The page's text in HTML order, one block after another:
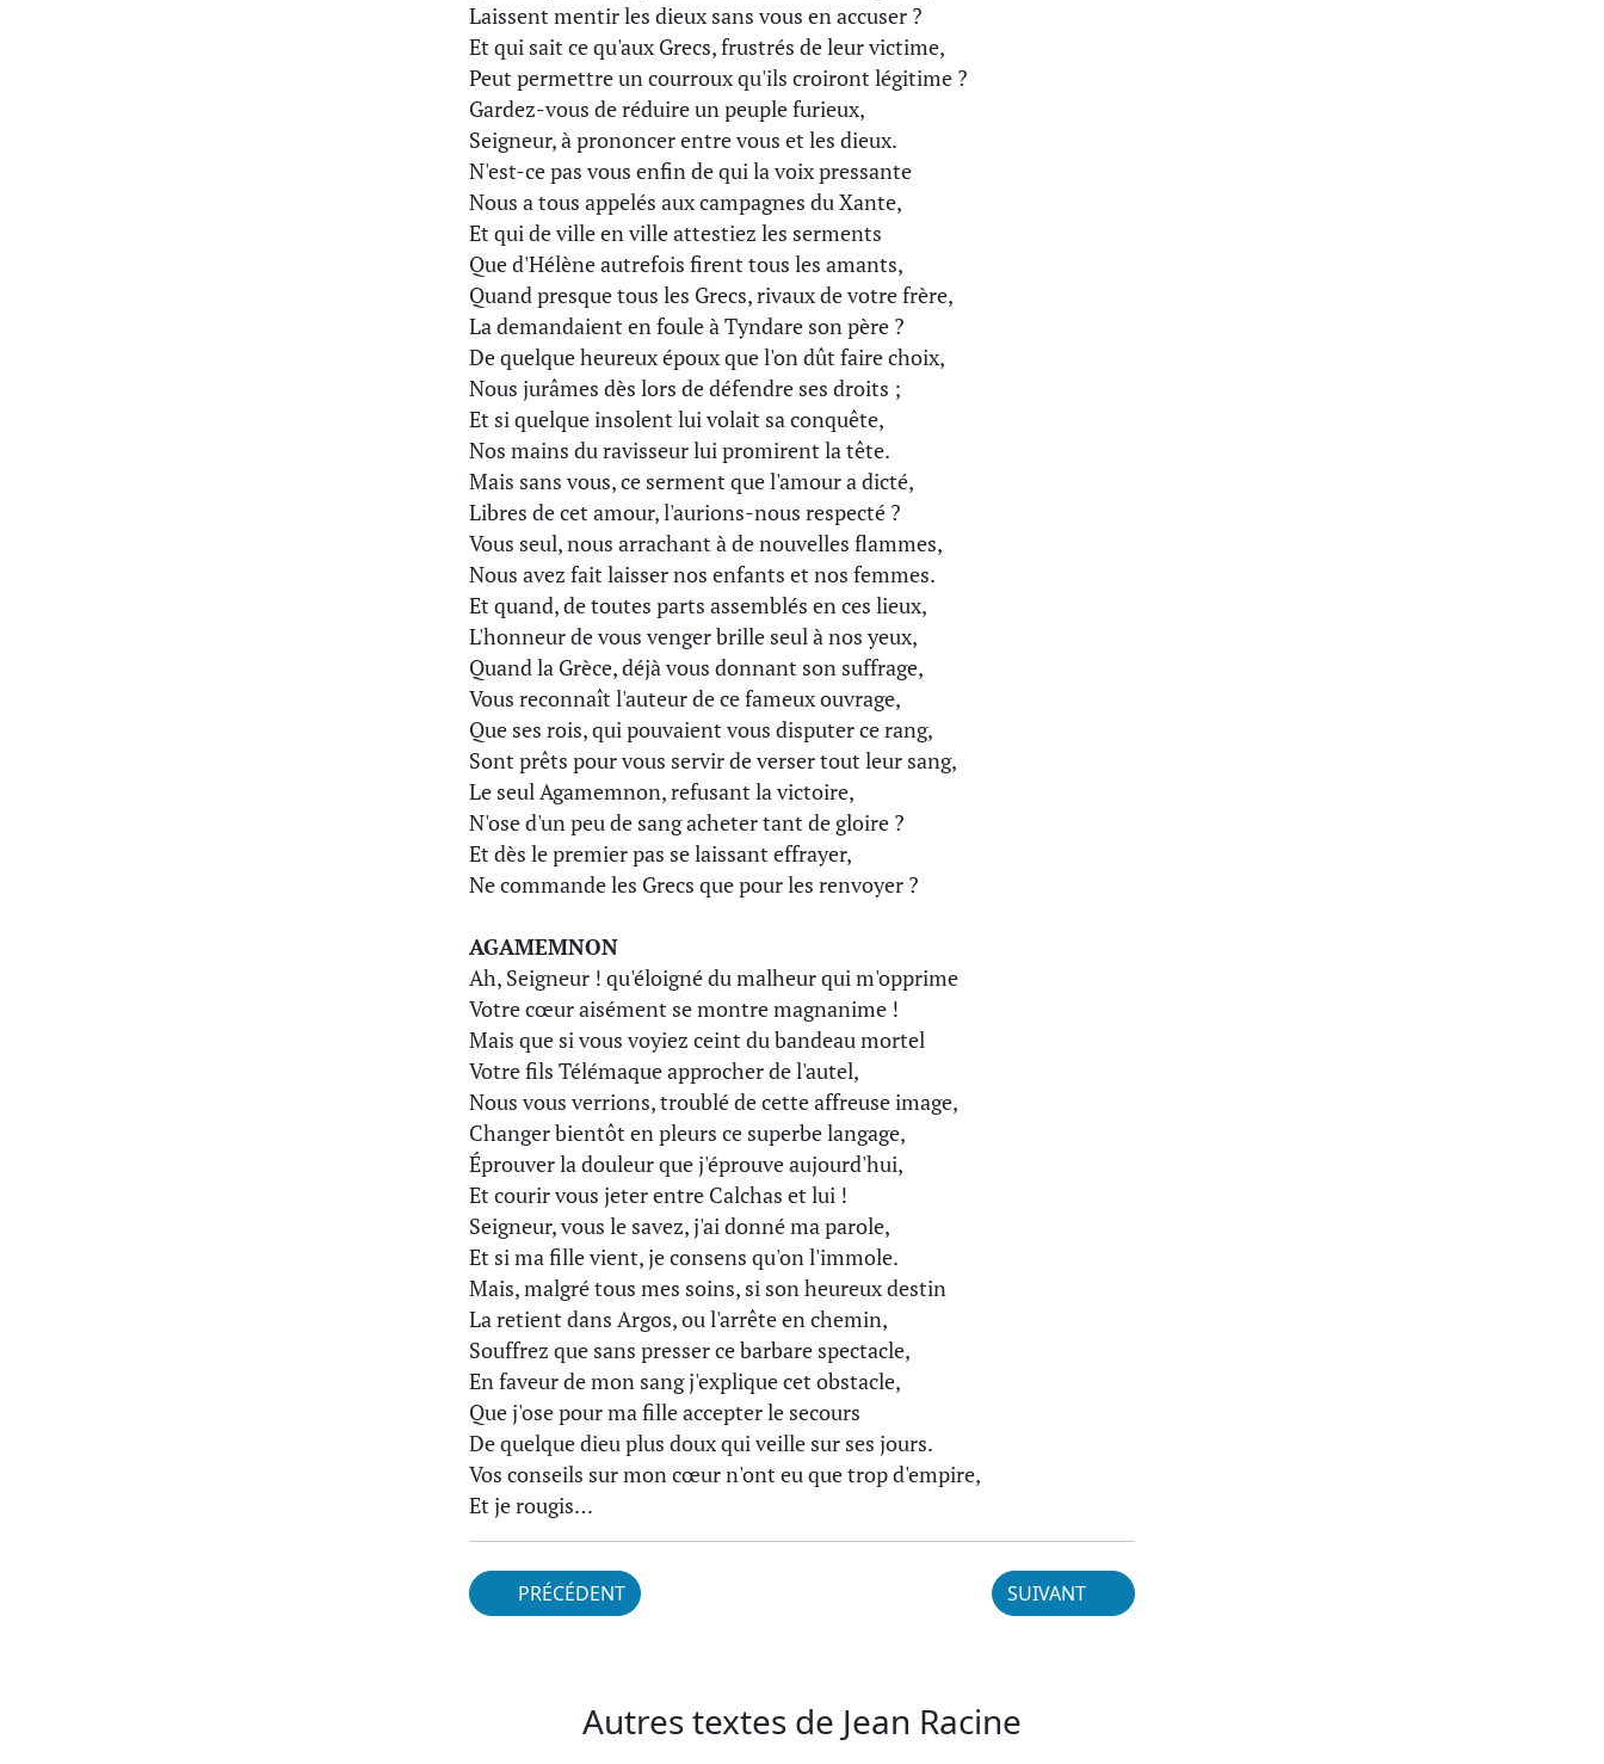
Laissent mentir les dieux sans vous en accuser ?
Et qui sait ce qu'aux Grecs, frustrés de leur victime,
Peut permettre un courroux qu'ils croiront légitime ?
Gardez-vous de réduire un peuple furieux,
Seigneur, à prononcer entre vous et les dieux.
N'est-ce pas vous enfin de qui la voix pressante
Nous a tous appelés aux campagnes du Xante,
Et qui de ville en ville attestiez les serments
Que d'Hélène autrefois firent tous les amants,
Quand presque tous les Grecs, rivaux de votre frère,
La demandaient en foule à Tyndare son père ?
De quelque heureux époux que l'on dût faire choix,
Nous jurâmes dès lors de défendre ses droits ;
Et si quelque insolent lui volait sa conquête,
Nos mains du ravisseur lui promirent la tête.
Mais sans vous, ce serment que l'amour a dicté,
Libres de cet amour, l'aurions-nous respecté ?
Vous seul, nous arrachant à de nouvelles flammes,
Nous avez fait laisser nos enfants et nos femmes.
Et quand, de toutes parts assemblés en ces lieux,
L'honneur de vous venger brille seul à nos yeux,
Quand la Grèce, déjà vous donnant son suffrage,
Vous reconnaît l'auteur de ce fameux ouvrage,
Que ses rois, qui pouvaient vous disputer ce rang,
Sont prêts pour vous servir de verser tout leur sang,
Le seul Agamemnon, refusant la victoire,
N'ose d'un peu de sang acheter tant de gloire ?
Et dès le premier pas se laissant effrayer,
Ne commande les Grecs que pour les renvoyer ?
AGAMEMNON
Ah, Seigneur ! qu'éloigné du malheur qui m'opprime
Votre cœur aisément se montre magnanime !
Mais que si vous voyiez ceint du bandeau mortel
Votre fils Télémaque approcher de l'autel,
Nous vous verrions, troublé de cette affreuse image,
Changer bientôt en pleurs ce superbe langage,
Éprouver la douleur que j'éprouve aujourd'hui,
Et courir vous jeter entre Calchas et lui !
Seigneur, vous le savez, j'ai donné ma parole,
Et si ma fille vient, je consens qu'on l'immole.
Mais, malgré tous mes soins, si son heureux destin
La retient dans Argos, ou l'arrête en chemin,
Souffrez que sans presser ce barbare spectacle,
En faveur de mon sang j'explique cet obstacle,
Que j'ose pour ma fille accepter le secours
De quelque dieu plus doux qui veille sur ses jours.
Vos conseils sur mon cœur n'ont eu que trop d'empire,
Et je rougis…
PRÉCÉDENT SUIVANT
Autres textes de Jean Racine